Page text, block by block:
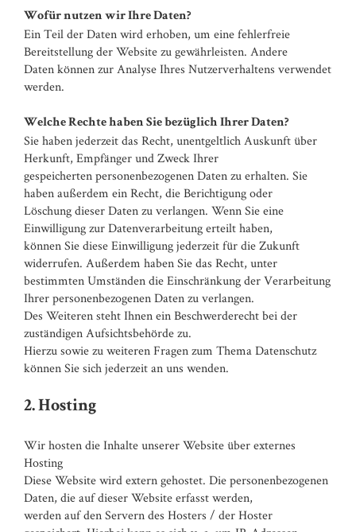
Wofür nutzen wir Ihre Daten?
Ein Teil der Daten wird erhoben, um eine fehlerfreie
Bereitstellung der Website zu gewährleisten. Andere
Daten können zur Analyse Ihres Nutzerverhaltens verwendet
werden.
Welche Rechte haben Sie bezüglich Ihrer Daten?
Sie haben jederzeit das Recht, unentgeltlich Auskunft über
Herkunft, Empfänger und Zweck Ihrer
gespeicherten personenbezogenen Daten zu erhalten. Sie
haben außerdem ein Recht, die Berichtigung oder
Löschung dieser Daten zu verlangen. Wenn Sie eine
Einwilligung zur Datenverarbeitung erteilt haben,
können Sie diese Einwilligung jederzeit für die Zukunft
widerrufen. Außerdem haben Sie das Recht, unter
bestimmten Umständen die Einschränkung der Verarbeitung
Ihrer personenbezogenen Daten zu verlangen.
Des Weiteren steht Ihnen ein Beschwerderecht bei der
zuständigen Aufsichtsbehörde zu.
Hierzu sowie zu weiteren Fragen zum Thema Datenschutz
können Sie sich jederzeit an uns wenden.
2. Hosting
Wir hosten die Inhalte unserer Website über externes
Hosting
Diese Website wird extern gehostet. Die personenbezogenen
Daten, die auf dieser Website erfasst werden,
werden auf den Servern des Hosters / der Hoster